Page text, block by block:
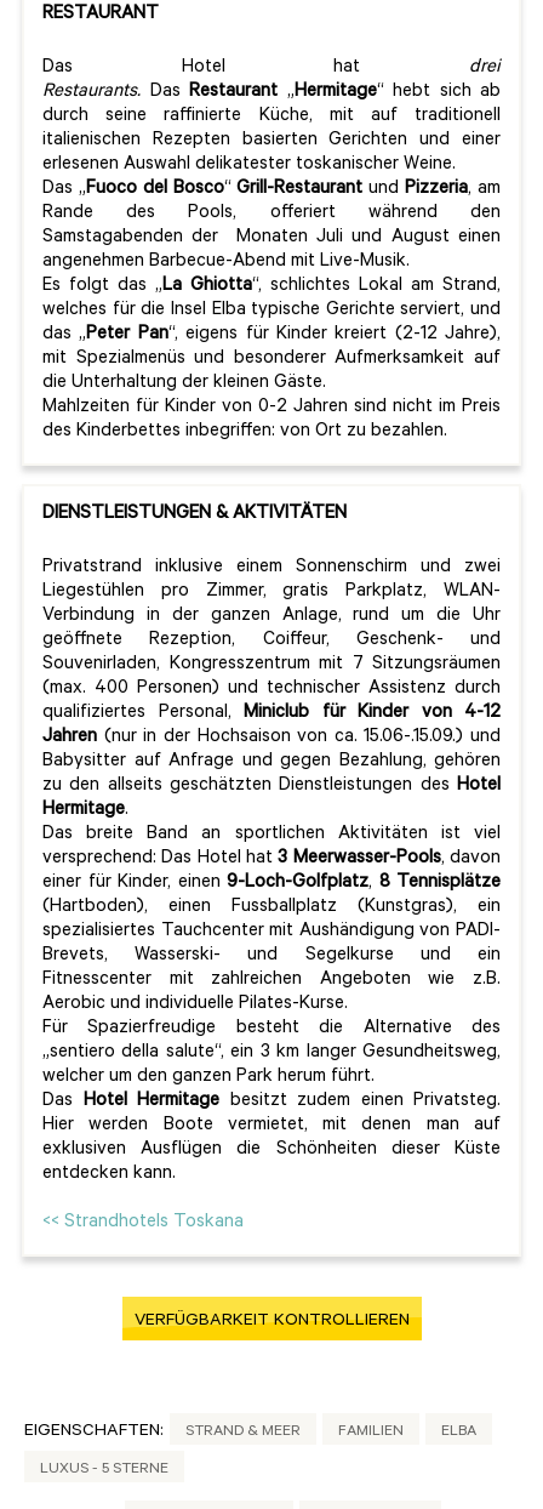
RESTAURANT
Das Hotel hat drei
Restaurants. Das Restaurant „Hermitage“ hebt sich ab
durch seine raffinierte Küche, mit auf traditionell
italienischen Rezepten basierten Gerichten und einer
erlesenen Auswahl delikatester toskanischer Weine.
Das „Fuoco del Bosco“Grill-RestaurantundPizzeria, am
Rande des Pools, offeriert während den
Samstagabenden der Monaten Juli und August einen
angenehmen Barbecue-Abend mit Live-Musik.
Es folgt das „La Ghiotta“, schlichtes Lokal am Strand,
welches für die Insel Elba typische Gerichte serviert, und
das „Peter Pan“, eigens für Kinder kreiert (2-12 Jahre),
mit Spezialmenüs und besonderer Aufmerksamkeit auf
die Unterhaltung der kleinen Gäste.
Mahlzeiten für Kinder von 0-2 Jahren sind nicht im Preis
des Kinderbettes inbegriffen: von Ort zu bezahlen.
DIENSTLEISTUNGEN & AKTIVITÄTEN
Privatstrand inklusive einem Sonnenschirm und zwei
Liegestühlen pro Zimmer, gratis Parkplatz, WLAN-
Verbindung in der ganzen Anlage, rund um die Uhr
geöffnete Rezeption, Coiffeur, Geschenk- und
Souvenirladen, Kongresszentrum mit 7 Sitzungsräumen
(max. 400 Personen) und technischer Assistenz durch
qualifiziertes Personal, Miniclub für Kinder von 4-12
Jahren (nur in der Hochsaison von ca. 15.06-.15.09.) und
Babysitter auf Anfrage und gegen Bezahlung, gehören
zu den allseits geschätzten Dienstleistungen des Hotel
Hermitage.
Das breite Band an sportlichen Aktivitäten ist viel
versprechend: Das Hotel hat3 Meerwasser-Pools, davon
einer für Kinder, einen 9-Loch-Golfplatz, 8 Tennisplätze
(Hartboden), einen Fussballplatz (Kunstgras), ein
spezialisiertes Tauchcenter mit Aushändigung von PADI-
Brevets, Wasserski- und Segelkurse und ein
Fitnesscenter mit zahlreichen Angeboten wie z.B.
Aerobic und individuelle Pilates-Kurse.
Für Spazierfreudige besteht die Alternative des
„sentiero della salute“, ein 3 km langer Gesundheitsweg,
welcher um den ganzen Park herum führt.
Das Hotel Hermitage besitzt zudem einen Privatsteg.
Hier werden Boote vermietet, mit denen man auf
exklusiven Ausflügen die Schönheiten dieser Küste
entdecken kann.
<< Strandhotels Toskana
VERFÜGBARKEIT KONTROLLIEREN
EIGENSCHAFTEN: STRAND & MEER FAMILIEN ELBA
LUXUS - 5 STERNE